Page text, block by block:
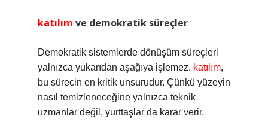
katılım ve demokratik süreçler
Demokratik sistemlerde dönüşüm süreçleri
yalnızca yukarıdan aşağıya işlemez. katılım,
bu sürecin en kritik unsurudur. Çünkü yüzeyin
nasıl temizleneceğine yalnızca teknik
uzmanlar değil, yurttaşlar da karar verir.